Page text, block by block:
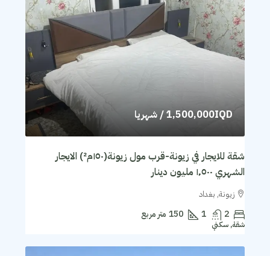
1,500,000IQD/ شهريا
شقة للايجار في زيونة-قرب مول زيونة(١٥٠م²) الايجار
الشهري ١٬٥٠٠ مليون دينار
زيونة, بغداد
2
1
150 متر مربع
شقة, سكني